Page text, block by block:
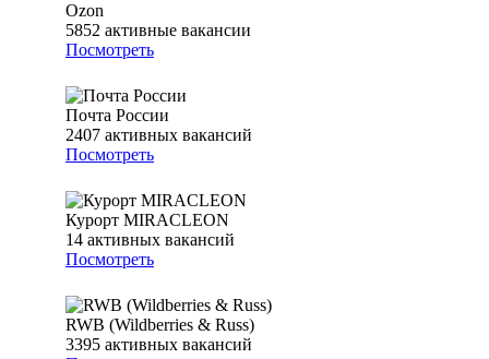
Ozon
5852 активные вакансии
Посмотреть
Почта России
2407 активных вакансий
Посмотреть
Курорт MIRACLEON
14 активных вакансий
Посмотреть
RWB (Wildberries & Russ)
3395 активных вакансий